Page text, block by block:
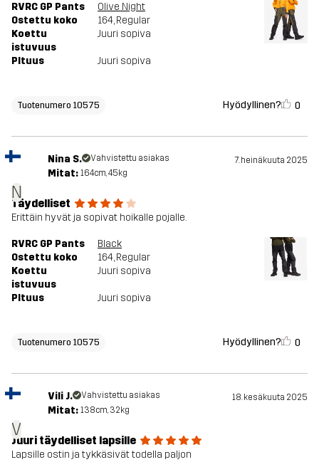
RVRC GP Pants
Olive Night
Ostettu koko
164, Regular
Koettu
istuvuus
Juuri sopiva
PItuus Juuri sopiva
Tuotenumero 10575 Hyödyllinen? 0
N
Nina S. Vahvistettu asiakas 7. heinäkuuta 2025
Mitat: 164cm, 45kg
Täydelliset
Erittäin hyvät ja sopivat hoikalle pojalle.
RVRC GP Pants
Black
Ostettu koko
164, Regular
Koettu
istuvuus
Juuri sopiva
PItuus Juuri sopiva
Tuotenumero 10575 Hyödyllinen? 0
V
Vili J. Vahvistettu asiakas 18. kesäkuuta 2025
Mitat: 138cm, 32kg
Juuri täydelliset lapsille
Lapsille ostin ja tykkäsivät todella paljon